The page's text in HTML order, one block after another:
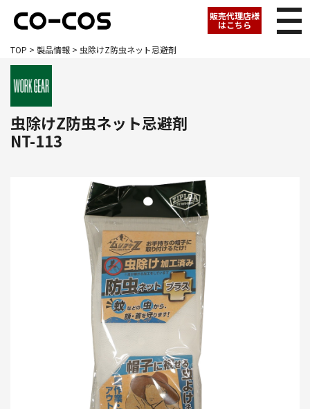
販売代理店様
はこちら
TOP > 製品情報 > 虫除けZ防虫ネット忌避剤
虫除けZ防虫ネット忌避剤
NT-113